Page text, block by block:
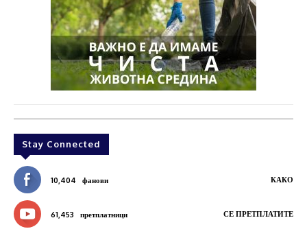
Stay Connected
10,404 фанови КАКО
61,453 претплатници СЕ ПРЕТПЛАТИТЕ